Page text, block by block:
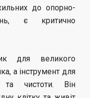
до опорно-
є критично
для великого
а інструмент для
та чистоти. Він